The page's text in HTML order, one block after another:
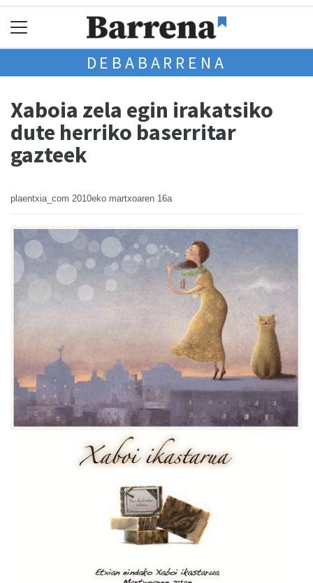
DEBABARRENA
Xaboia zela egin irakatsiko
dute herriko baserritar
gazteek
plaentxia_com 2010eko martxoaren 16a